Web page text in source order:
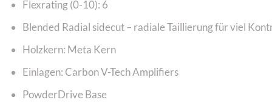
Flexrating (0-10): 6
Blended Radial sidecut – radiale Taillierung für viel
Holzkern: Meta Kern
Einlagen: Carbon V-Tech Amplifiers
PowderDrive Base